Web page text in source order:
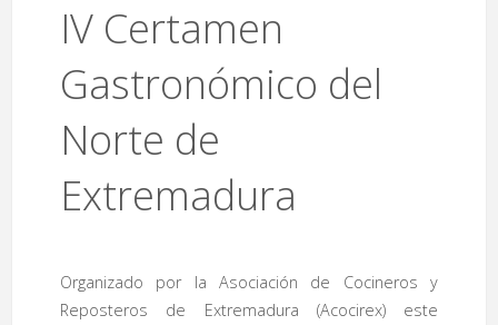
IV Certamen
Gastronómico del
Norte de
Extremadura
Organizado por la Asociación de Cocineros y
Reposteros de Extremadura (Acocirex) este